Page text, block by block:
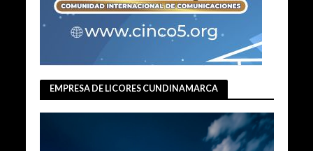
EMPRESA DE LICORES CUNDINAMARCA